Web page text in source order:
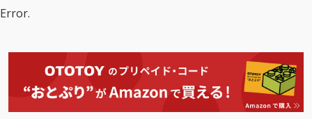
てのフィメールディー
ジェー 「Frankie Pari
s」と謎のプロデュー
サー集団「 The:) Cooki
系ポジティヴ・ダンス
ホール・レゲエ『STEP
PING FUTURE』堂々の
完成！
Error.